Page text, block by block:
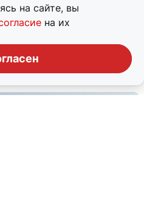
на сайте, вы
на их
без